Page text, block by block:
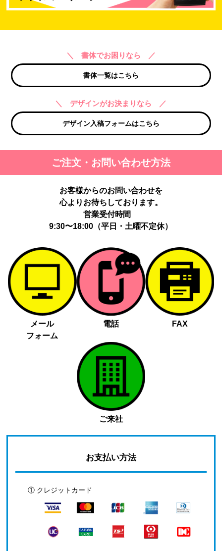
＼ 書体でお困りなら ／
書体一覧はこちら
＼ デザインがお決まりなら ／
デザイン入稿フォームはこちら
ご注文・お問い合わせ方法
お客様からのお問い合わせを
心よりお待ちしております。
営業受付時間
9:30〜18:00（平日・土曜不定休）
メール
フォーム
電話 FAX
ご来社
お支払い方法
① クレジットカード